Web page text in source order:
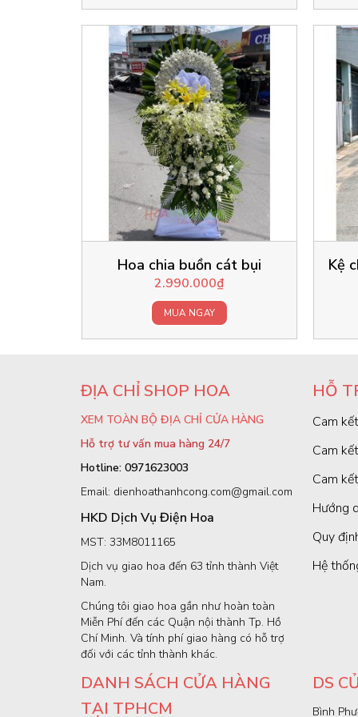
Hoa chia buồn cát bụi
2.990.000₫
MUA NGAY
Kệ
ĐỊA CHỈ SHOP HOA
XEM TOÀN BỘ ĐỊA CHỈ CỬA HÀNG
Hỗ trợ tư vấn mua hàng 24/7
Hotline: 0971623003
Email: dienhoathanhcong.com@gmail.com
HKD Dịch Vụ Điện Hoa
MST: 33M8011165
Dịch vụ giao hoa đến 63 tỉnh thành Việt
Nam.
Chúng tôi giao hoa gần như hoàn toàn
Miễn Phí đến các Quận nội thành Tp. Hồ
Chí Minh. Và tính phí giao hàng có hỗ trợ
đối với các tỉnh thành khác.
HỖ
Cam
Cam
Cam
Hướng
Quy
Hệ
DANH SÁCH CỬA HÀNG
TẠI TPHCM
DS
Bình